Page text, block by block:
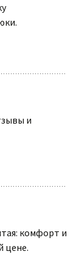
и
комфорт и
цене.